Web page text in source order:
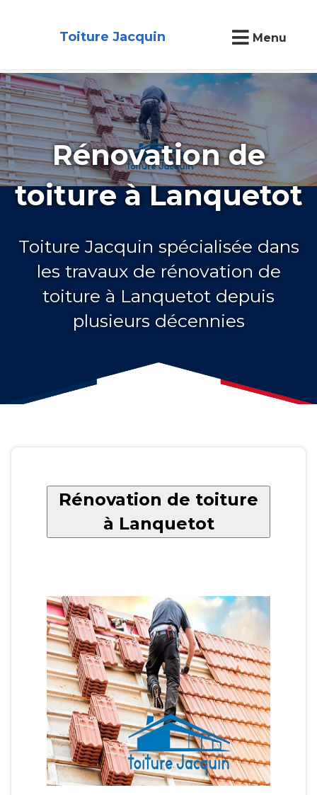
Toiture Jacquin Menu
Rénovation de
toiture à Lanquetot
Toiture Jacquin spécialisée dans
les travaux de rénovation de
toiture à Lanquetot depuis
plusieurs décennies
Rénovation de toiture
à Lanquetot